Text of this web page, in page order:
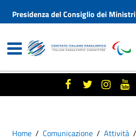
Presidenza del Consiglio dei Ministri
Home Comunicazione Attività